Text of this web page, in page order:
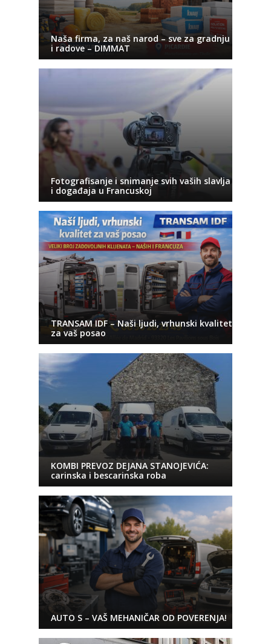
Naša firma, za naš narod – sve za gradnju
i radove – DIMMAT
Fotografisanje i snimanje svih vaših slavlja
i događaja u Francuskoj
TRANSAM IDF – Naši ljudi, vrhunski kvalitet
za vaš posao
KOMBI PREVOZ DEJANA STANOJEVIĆA:
carinska i bescarinska roba
AUTO S – VAŠ MEHANIČAR OD POVERENJA!